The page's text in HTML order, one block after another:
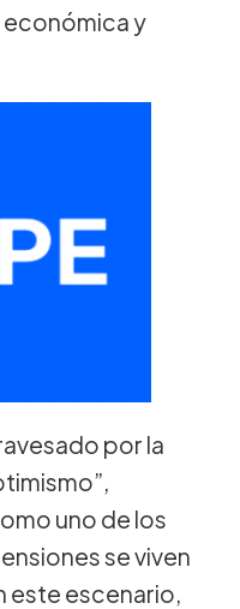
y
por la
uno de los
se viven
este escenario,